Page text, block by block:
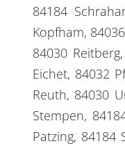
84184
Kopfham,
84030
Eichet, 84032
Reuth, 84030
Stempen,
Patzing, 84184